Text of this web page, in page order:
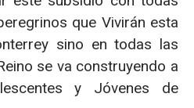
que Vivirán esta
sino en todas las
se va construyendo a
y Jóvenes de